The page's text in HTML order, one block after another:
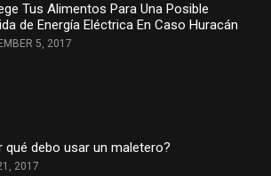
Tus Alimentos Para Una Posible
de Energía Eléctrica En Caso Huracán
5, 2017
qué debo usar un maletero?
2017